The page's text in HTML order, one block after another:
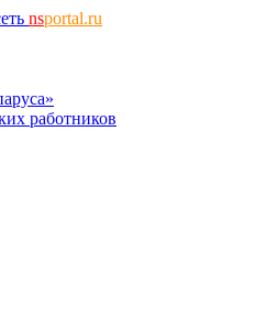
nsportal.ru
работников